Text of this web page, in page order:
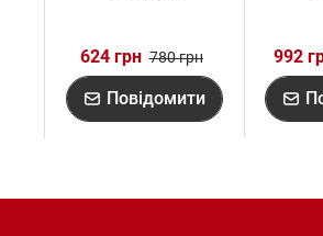
624 грн 780 грн
Повідомити
992